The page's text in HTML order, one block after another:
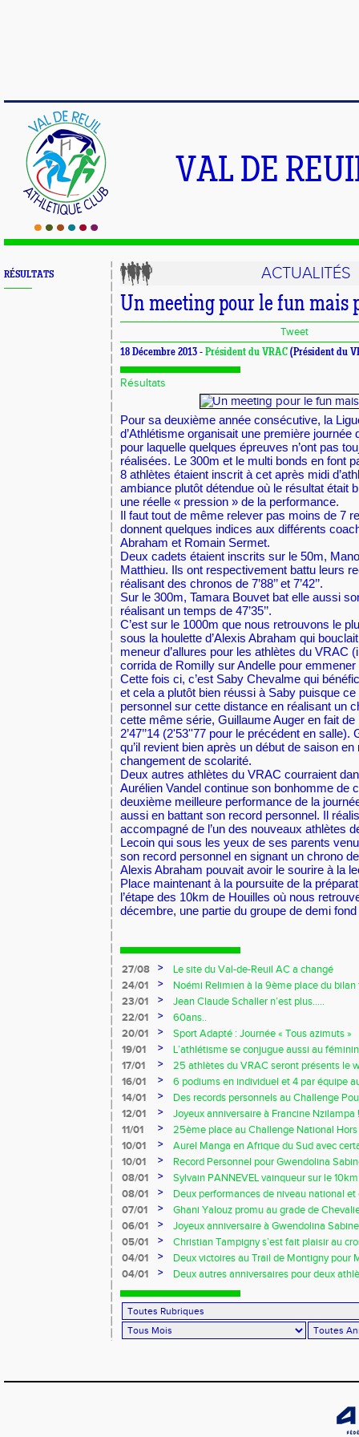
VAL DE
RÉSULTATS ACTUALITÉS
Un meeting pour le fun mais
Tweet
18 Décembre 2013 - Président du VRAC (Président du
Résultats
Pour sa deuxième année consécutive, la
d’Athlétisme organisait une première journée
pour laquelle quelques épreuves n’ont pas
réalisées. Le 300m et le multi bonds en font
8 athlètes étaient inscrit à cet après midi
ambiance plutôt détendue où le résultat était
une réelle « pression » de la performance.
Il faut tout de même relever pas moins de 7
donnent quelques indices aux différents
Abraham et Romain Sermet.
Deux cadets étaient inscrits sur le 50m,
Matthieu. Ils ont respectivement battu leurs
réalisant des chronos de 7’88’’ et 7’42’’.
Sur le 300m, Tamara Bouvet bat elle aussi
réalisant un temps de 47’35’’.
C’est sur le 1000m que nous retrouvons le
sous la houlette d’Alexis Abraham qui
meneur d’allures pour les athlètes du VRAC
corrida de Romilly sur Andelle pour
Cette fois ci, c’est Saby Chevalme qui
et cela a plutôt bien réussi à Saby puisque
personnel sur cette distance en réalisant un
cette même série, Guillaume Auger en fait
2’47’’14 (2'53''77 pour le précédent en salle).
qu’il revient bien après un début de saison
changement de scolarité.
Deux autres athlètes du VRAC courraient
Aurélien Vandel continue son bonhomme de
deuxième meilleure performance de la
aussi en battant son record personnel. Il
accompagné de l’un des nouveaux athlètes
Lecoin qui sous les yeux de ses parents
son record personnel en signant un chrono
Alexis Abraham pouvait avoir le sourire à la
Place maintenant à la poursuite de la
l’étape des 10km de Houilles où nous
décembre, une partie du groupe de demi
27/08 >
Le site du Val-de-Reuil AC a changé
24/01
>
Noémi Relimien à la 9ème place du
cadette sur 200m !!!
23/01 >
Jean Claude Schaller n’est plus…..
22/01
>
60ans..
20/01
>
Sport Adapté : Journée « Tous azimuts »
19/01
>
L’athlétisme se conjugue aussi au
17/01
>
25 athlètes du VRAC seront présents le
Owens !!!
16/01 >
6 podiums en individuel et 4 par équipe
Ezy
14/01 >
Des records personnels au Challenge
12/01
>
Joyeux anniversaire à Francine Nzilampa
11/01
>
25ème place au Challenge National
10/01
>
Aurel Manga en Afrique du Sud avec
France !!!
10/01 >
Record Personnel pour Gwendolina
Prom’classic
08/01 >
Sylvain PANNEVEL vainqueur sur le
08/01
>
Deux performances de niveau national
début d’indoor 2014 !!!
07/01 >
Ghani Yalouz promu au grade de
06/01
>
Joyeux anniversaire à Gwendolina
05/01
>
Christian Tampigny s’est fait plaisir au
04/01
>
Deux victoires au Trail de Montigny pour
Piau !!!
04/01 >
Deux autres anniversaires pour deux